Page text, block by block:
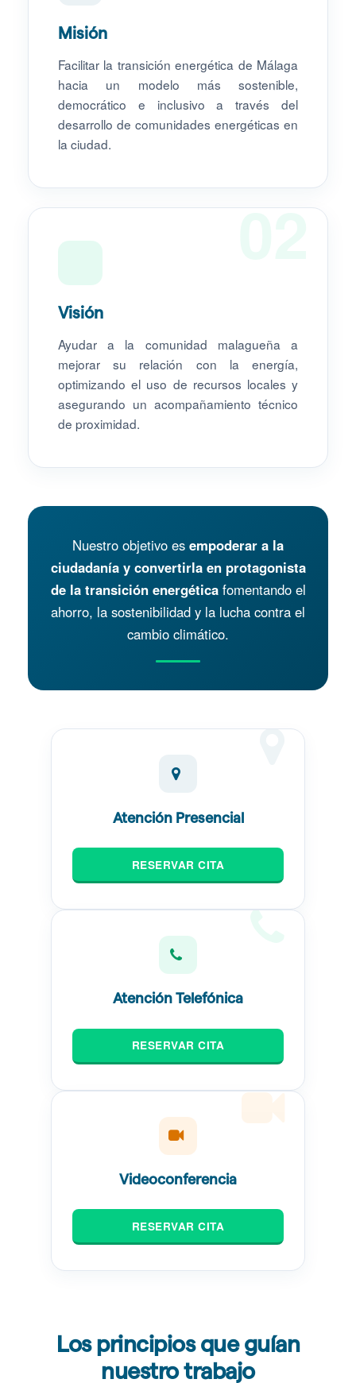
Misión
Facilitar la transición energética de Málaga
hacia un modelo más sostenible,
democrático e inclusivo a través del
desarrollo de comunidades energéticas en
la ciudad.
02
Visión
Ayudar a la comunidad malagueña a
mejorar su relación con la energía,
optimizando el uso de recursos locales y
asegurando un acompañamiento técnico
de proximidad.
Nuestro objetivo es empoderar a la
ciudadanía y convertirla en protagonista
de la transición energéticafomentando el
ahorro, la sostenibilidad y la lucha contra el
cambio climático.
Atención Presencial
RESERVAR CITA
Atención Telefónica
RESERVAR CITA
Videoconferencia
RESERVAR CITA
Los principios que guían
nuestro trabajo